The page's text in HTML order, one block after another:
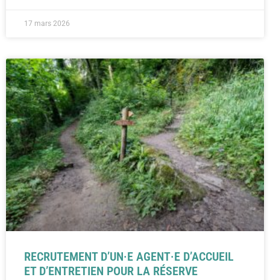
17 mars 2026
RECRUTEMENT D’UN·E AGENT·E D’ACCUEIL
ET D’ENTRETIEN POUR LA RÉSERVE